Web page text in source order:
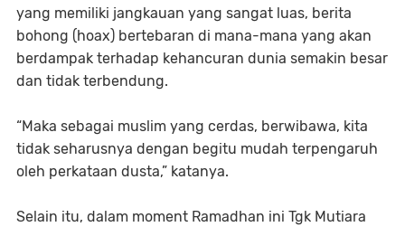
yang memiliki jangkauan yang sangat luas, berita
bohong (hoax) bertebaran di mana-mana yang akan
berdampak terhadap kehancuran dunia semakin besar
dan tidak terbendung.
“Maka sebagai muslim yang cerdas, berwibawa, kita
tidak seharusnya dengan begitu mudah terpengaruh
oleh perkataan dusta,” katanya.
Selain itu, dalam moment Ramadhan ini Tgk Mutiara